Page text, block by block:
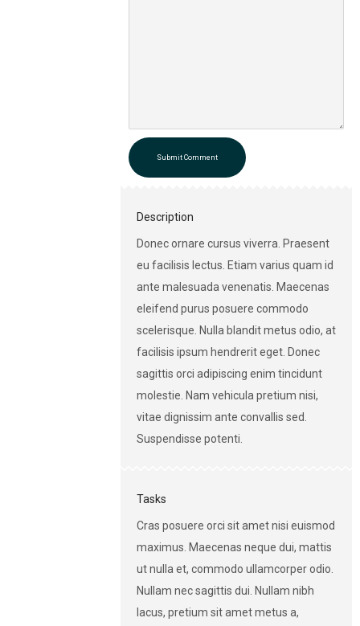
Submit Comment
Description
Donec ornare cursus viverra. Praesent
eu facilisis lectus. Etiam varius quam id
ante malesuada venenatis. Maecenas
eleifend purus posuere commodo
scelerisque. Nulla blandit metus odio, at
facilisis ipsum hendrerit eget. Donec
sagittis orci adipiscing enim tincidunt
molestie. Nam vehicula pretium nisi,
vitae dignissim ante convallis sed.
Suspendisse potenti.
Tasks
Cras posuere orci sit amet nisi euismod
maximus. Maecenas neque dui, mattis
ut nulla et, commodo ullamcorper odio.
Nullam nec sagittis dui. Nullam nibh
lacus, pretium sit amet metus a,